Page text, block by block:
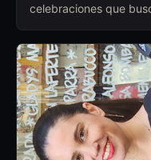
celebraciones que